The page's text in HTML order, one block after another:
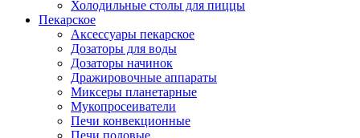
Холодильные столы для пиццы
Пекарское
Аксессуары пекарское
Дозаторы для воды
Дозаторы начинок
Дражировочные аппараты
Миксеры планетарные
Мукопросеиватели
Печи конвекционные
Печи подовые